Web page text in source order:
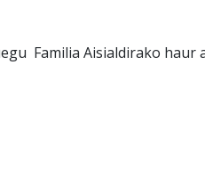
Familia Aisialdirako haur